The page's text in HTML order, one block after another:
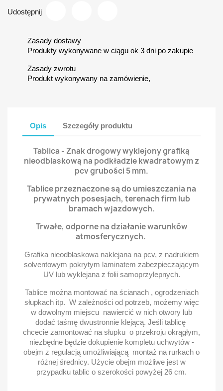
Udostępnij
Zasady dostawy
Produkty wykonywane w ciągu ok 3 dni po zakupie
Zasady zwrotu
Produkt wykonywany na zamówienie,
Opis Szczegóły produktu
Tablica - Znak drogowy wyklejony grafiką
nieodblaskową na podkładzie kwadratowym z
pcv grubości 5 mm.
Tablice przeznaczone są do umieszczania na
prywatnych posesjach, terenach firm lub
bramach wjazdowych.
Trwałe, odporne na działanie warunków
atmosferycznych.
Grafika nieodblaskowa naklejana na pcv, z nadrukiem
solventowym pokrytym laminatem zabezpieczającym
UV lub wyklejana z folii samoprzylepnych.
Tablice można montować na ścianach , ogrodzeniach
słupkach itp. W zależności od potrzeb, możemy więc
w dowolnym miejscu nawiercić w nich otwory lub
dodać taśmę dwustronnie klejącą. Jeśli tablicę
chcecie zamontować na słupku o przekroju okrągłym,
niezbędne będzie dokupienie kompletu uchwytów -
obejm z regulacją umożliwiającą montaż na rurkach o
różnej średnicy. Użycie obejm możliwe jest w
przypadku tablic o szerokości powyżej 26 cm.